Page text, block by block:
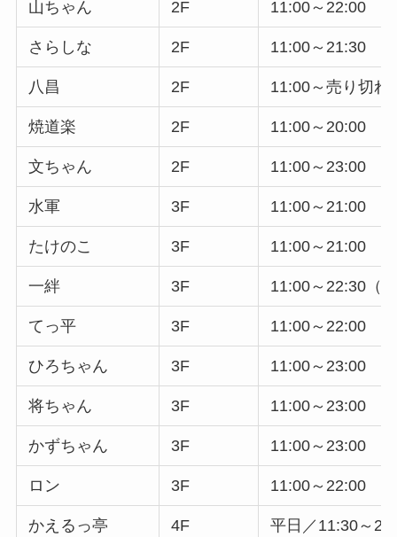
山ちゃん 2F 11:00～22:00
さらしな 2F 11:00～21:30
八昌 2F 11:00～売り切れ
焼道楽 2F 11:00～20:00
文ちゃん 2F 11:00～23:00
水軍 3F 11:00～21:00
たけのこ 3F 11:00～21:00
一絆 3F 11:00～22:30（
てっ平 3F 11:00～22:00
ひろちゃん 3F 11:00～23:00
将ちゃん 3F 11:00～23:00
かずちゃん 3F 11:00～23:00
ロン 3F 11:00～22:00
かえるっ亭 4F
平日／11:30～